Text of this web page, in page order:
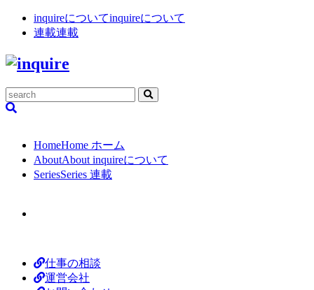
inquireについてinquireについて
連載連載
HomeHome ホーム
AboutAbout inquireについて
SeriesSeries 連載
仕事の相談
運営会社